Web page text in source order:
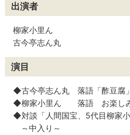
出演者
柳家小里ん
古今亭志ん丸
演目
◆古今亭志ん丸 落語「酢豆腐」
◆柳家小里ん 落語 お楽し
◆対談「人間国宝、5代目柳家小
～中入り～